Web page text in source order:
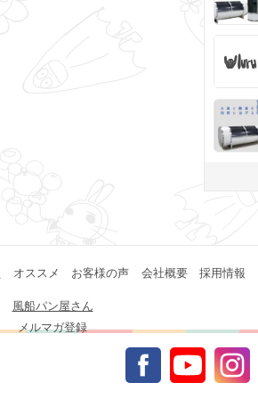
オススメ お客様の声 会社概要 採用情報
メルマガ登録
風船パン屋さん